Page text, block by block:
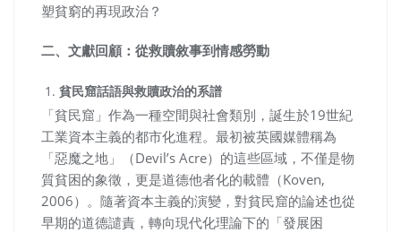
塑貧窮的再現政治？
二、文獻回顧：從救贖敘事到情感勞動
貧民窟話語與救贖政治的系譜
「貧民窟」作為一種空間與社會類別，誕生於19世紀
工業資本主義的都市化進程。最初被英國媒體稱為
「惡魔之地」（Devil’s Acre）的這些區域，不僅是物
質貧困的象徵，更是道德他者化的載體（Koven,
2006）。隨著資本主義的演變，對貧民窟的論述也從
早期的道德譴責，轉向現代化理論下的「發展困